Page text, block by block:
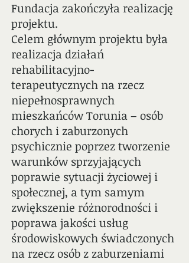
Fundacja zakończyła realizację
projektu.
Celem głównym projektu była
realizacja działań
rehabilitacyjno-
terapeutycznych na rzecz
niepełnosprawnych
mieszkańców Torunia – osób
chorych i zaburzonych
psychicznie poprzez tworzenie
warunków sprzyjających
poprawie sytuacji życiowej i
społecznej, a tym samym
zwiększenie różnorodności i
poprawa jakości usług
środowiskowych świadczonych
na rzecz osób z zaburzeniami